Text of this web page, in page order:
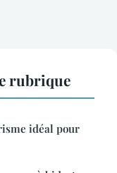
rubrique
idéal pour